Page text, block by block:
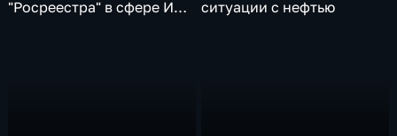
"Росреестра" в сфере ИИ
ситуации с нефтью